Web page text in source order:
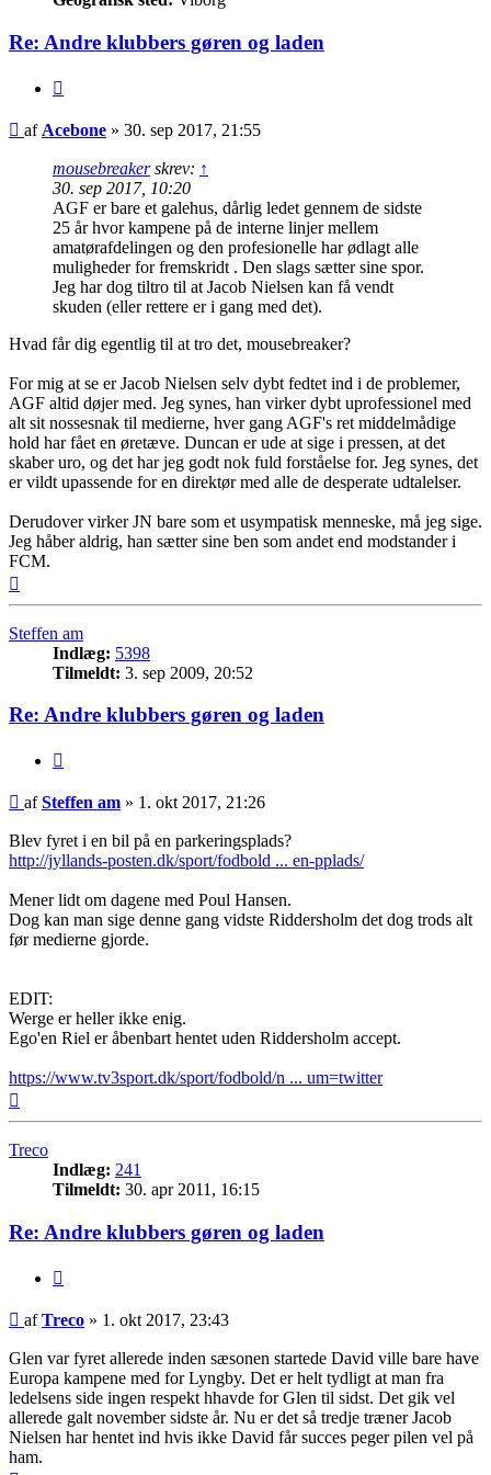
Re: Andre klubbers gøren og laden
Indlæg
af Acebone » 30. sep 2017, 21:55
mousebreakerskrev: ↑
30. sep 2017, 10:20
AGF er bare et galehus, dårlig ledet gennem de sidste
25 år hvor kampene på de interne linjer mellem
amatørafdelingen og den profesionelle har ødlagt alle
muligheder for fremskridt . Den slags sætter sine spor.
Jeg har dog tiltro til at Jacob Nielsen kan få vendt
skuden (eller rettere er i gang med det).
Hvad får dig egentlig til at tro det, mousebreaker?
For mig at se er Jacob Nielsen selv dybt fedtet ind i de problemer,
AGF altid døjer med. Jeg synes, han virker dybt uprofessionel med
alt sit nossesnak til medierne, hver gang AGF's ret middelmådige
hold har fået en øretæve. Duncan er ude at sige i pressen, at det
skaber uro, og det har jeg godt nok fuld forståelse for. Jeg synes, det
er vildt upassende for en direktør med alle de desperate udtalelser.
Derudover virker JN bare som et usympatisk menneske, må jeg sige.
Jeg håber aldrig, han sætter sine ben som andet end modstander i
FCM.
Steffen am
Indlæg: 5398
Tilmeldt: 3. sep 2009, 20:52
Re: Andre klubbers gøren og laden
Indlæg
afSteffen am » 1. okt 2017, 21:26
Blev fyret i en bil på en parkeringsplads?
http://jyllands-posten.dk/sport/fodbold ... en-pplads/
Mener lidt om dagene med Poul Hansen.
Dog kan man sige denne gang vidste Riddersholm det dog trods alt
før medierne gjorde.
EDIT:
Werge er heller ikke enig.
Ego'en Riel er åbenbart hentet uden Riddersholm accept.
https://www.tv3sport.dk/sport/fodbold/n ... um=twitter
Treco
Indlæg: 241
Tilmeldt: 30. apr 2011, 16:15
Re: Andre klubbers gøren og laden
Indlæg
afTreco » 1. okt 2017, 23:43
Glen var fyret allerede inden sæsonen startede David ville bare have
Europa kampene med for Lyngby. Det er helt tydligt at man fra
ledelsens side ingen respekt hhavde for Glen til sidst. Det gik vel
allerede galt november sidste år. Nu er det så tredje træner Jacob
Nielsen har hentet ind hvis ikke David får succes peger pilen vel på
ham.